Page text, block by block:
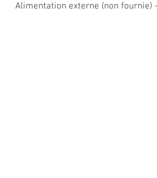
Alimentation externe (non fournie)